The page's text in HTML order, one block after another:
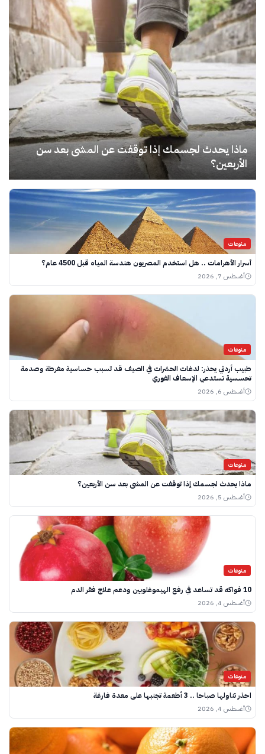
ماذا يحدث لجسمك إذا توقفت عن المشى بعد سن
الأربعين؟
منوعات
أسرار الأهرامات .. هل استخدم المصريون هندسة المياه قبل 4500 عام؟
أغسطس 7, 2026
منوعات
طبيب أردني يحذر: لدغات الحشرات في الصيف قد تسبب حساسية مفرطة وصدمة
تحسسية تستدعي الإسعاف الفوري
أغسطس 6, 2026
منوعات
ماذا يحدث لجسمك إذا توقفت عن المشى بعد سن الأربعين؟
أغسطس 5, 2026
منوعات
10 فواكه قد تساعد في رفع الهيموغلوبين ودعم علاج فقر الدم
أغسطس 4, 2026
منوعات
احذر تناولها صباحا .. 3 أطعمة تجنبها على معدة فارغة
أغسطس 4, 2026